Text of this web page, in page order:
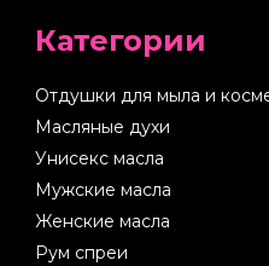
Категории
Отдушки для мыла и
Масляные духи
Унисекс масла
Мужские масла
Женские масла
Рум спреи